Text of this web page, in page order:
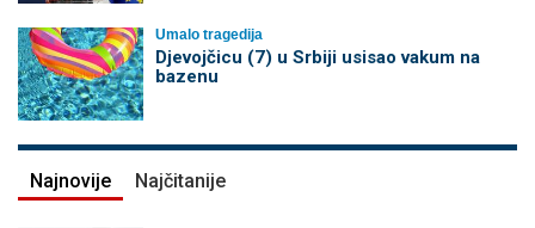
Umalo tragedija
Djevojčicu (7) u Srbiji usisao vakum na
bazenu
Najnovije Najčitanije